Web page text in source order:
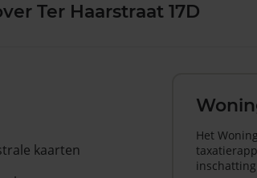
Ter Haarstraat 17D
kaarten
Het